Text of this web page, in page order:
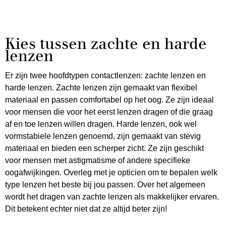
Kies tussen zachte en harde
lenzen
Er zijn twee hoofdtypen contactlenzen: zachte lenzen en
harde lenzen. Zachte lenzen zijn gemaakt van flexibel
materiaal en passen comfortabel op het oog. Ze zijn ideaal
voor mensen die voor het eerst lenzen dragen of die graag
af en toe lenzen willen dragen. Harde lenzen, ook wel
vormstabiele lenzen genoemd, zijn gemaakt van stevig
materiaal en bieden een scherper zicht. Ze zijn geschikt
voor mensen met astigmatisme of andere specifieke
oogafwijkingen. Overleg met je opticien om te bepalen welk
type lenzen het beste bij jou passen. Over het algemeen
wordt het dragen van zachte lenzen als makkelijker ervaren.
Dit betekent echter niet dat ze altijd beter zijn!